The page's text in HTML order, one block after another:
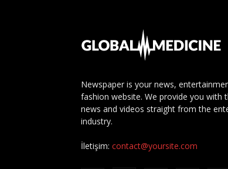
Newspaper is your news,
fashion website. We provide you with
news and videos straight from the
industry.
İletişim: contact@yoursite.com